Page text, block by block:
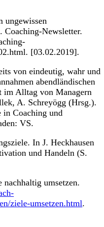
ungewissen
Coaching-Newsletter.
[03.02.2019].
von eindeutig, wahr und
abendländischen
im Alltag von Managern
A. Schreyögg (Hrsg.).
Coaching und
VS.
In J. Heckhausen
und Handeln (S.
umsetzen.
ziele-umsetzen.html.